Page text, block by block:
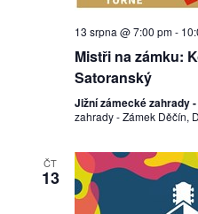
13 srpna @ 7:00 pm-
Mistři na zámku:
Satoranský
Jižní zámecké zahrady
zahrady - Zámek Děčín,
ČT
13